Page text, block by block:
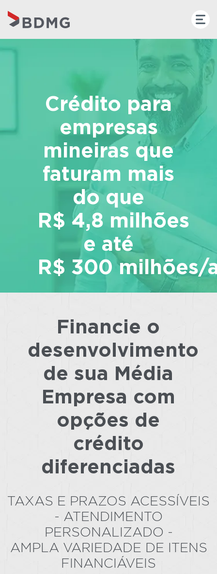
Crédito para
empresas
mineiras que
faturam mais
do que
R$ 4,8 milhões
e até
R$ 300 milhões/
.
Saiba mais
Financie o
desenvolvimento
de sua Média
Empresa com
opções de
crédito
diferenciadas
TAXAS E PRAZOS ACESSÍVEIS
- ATENDIMENTO
PERSONALIZADO -
AMPLA VARIEDADE DE ITENS
FINANCIÁVEIS